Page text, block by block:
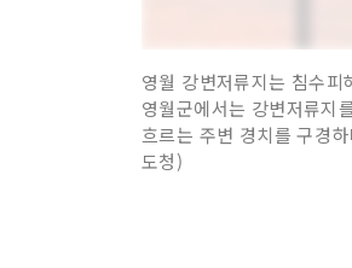
영월 강변저류지는 침수
영월군에서는 강변저류지
흐르는 주변 경치를 구경
도청)